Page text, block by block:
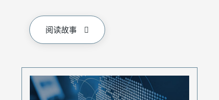
阅读故事